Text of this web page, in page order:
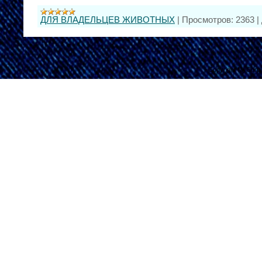
ДЛЯ ВЛАДЕЛЬЦЕВ ЖИВОТНЫХ Просмотров: 2363
Copyright MyCorp